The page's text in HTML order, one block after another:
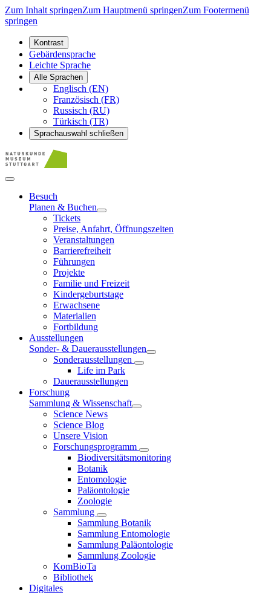
Zum Inhalt springenZum Hauptmenü springenZum Footermenü
springen
Kontrast
Gebärdensprache
Leichte Sprache
Alle Sprachen
Englisch (EN)
Französisch (FR)
Russisch (RU)
Türkisch (TR)
Sprachauswahl schließen
Besuch
Planen & Buchen
Tickets
Preise, Anfahrt, Öffnungszeiten
Veranstaltungen
Barrierefreiheit
Führungen
Projekte
Familie und Freizeit
Kindergeburtstage
Erwachsene
Materialien
Fortbildung
Ausstellungen
Sonder- & Dauerausstellungen
Sonderausstellungen
Life im Park
Dauerausstellungen
Forschung
Sammlung & Wissenschaft
Science News
Science Blog
Unsere Vision
Forschungsprogramm
Biodiversitätsmonitoring
Botanik
Entomologie
Paläontologie
Zoologie
Sammlung
Sammlung Botanik
Sammlung Entomologie
Sammlung Paläontologie
Sammlung Zoologie
KomBioTa
Bibliothek
Digitales